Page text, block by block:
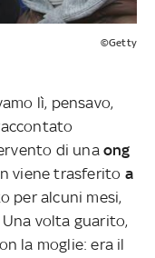
©Getty
lì, pensavo,
di unaong
viene trasferito a
per alcuni mesi,
Una volta guarito,
la moglie: era il